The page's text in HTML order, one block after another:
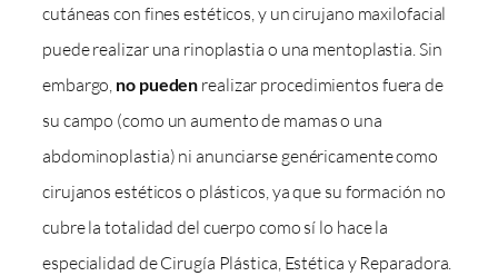
cutáneas con fines estéticos, y un cirujano maxilofacial
puede realizar una rinoplastia o una mentoplastia. Sin
embargo, no pueden realizar procedimientos fuera de
su campo (como un aumento de mamas o una
abdominoplastia) ni anunciarse genéricamente como
cirujanos estéticos o plásticos, ya que su formación no
cubre la totalidad del cuerpo como sí lo hace la
especialidad de Cirugía Plástica, Estética y Reparadora.